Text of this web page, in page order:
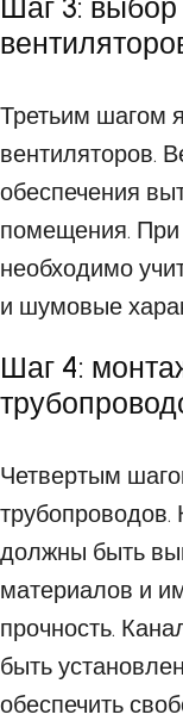
Шаг 3: выбор
Третьим шагом
вентиляторов.
обеспечения
помещения. При
необходимо
и шумовые
Шаг 4:
Четвертым
должны быть
материалов и
прочность.
быть
обеспечить